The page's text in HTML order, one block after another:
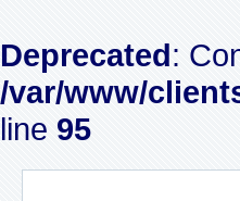
Deprecated:
/var/www/
line 95